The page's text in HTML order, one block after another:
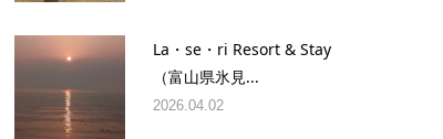
La・se・ri Resort & Stay
（富山県氷見...
2026.04.02